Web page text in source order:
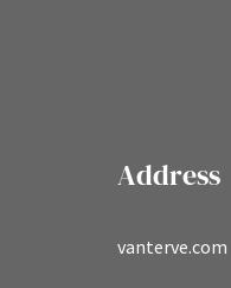
Address
vanterve.com